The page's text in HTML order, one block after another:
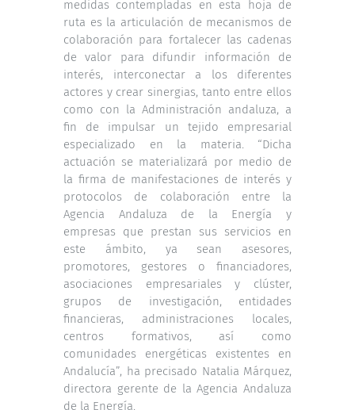
medidas contempladas en esta hoja de
ruta es la articulación de mecanismos de
colaboración para fortalecer las cadenas
de valor para difundir información de
interés, interconectar a los diferentes
actores y crear sinergias, tanto entre ellos
como con la Administración andaluza, a
fin de impulsar un tejido empresarial
especializado en la materia. “Dicha
actuación se materializará por medio de
la firma de manifestaciones de interés y
protocolos de colaboración entre la
Agencia Andaluza de la Energía y
empresas que prestan sus servicios en
este ámbito, ya sean asesores,
promotores, gestores o financiadores,
asociaciones empresariales y clúster,
grupos de investigación, entidades
financieras, administraciones locales,
centros formativos, así como
comunidades energéticas existentes en
Andalucía”, ha precisado Natalia Márquez,
directora gerente de la Agencia Andaluza
de la Energía.